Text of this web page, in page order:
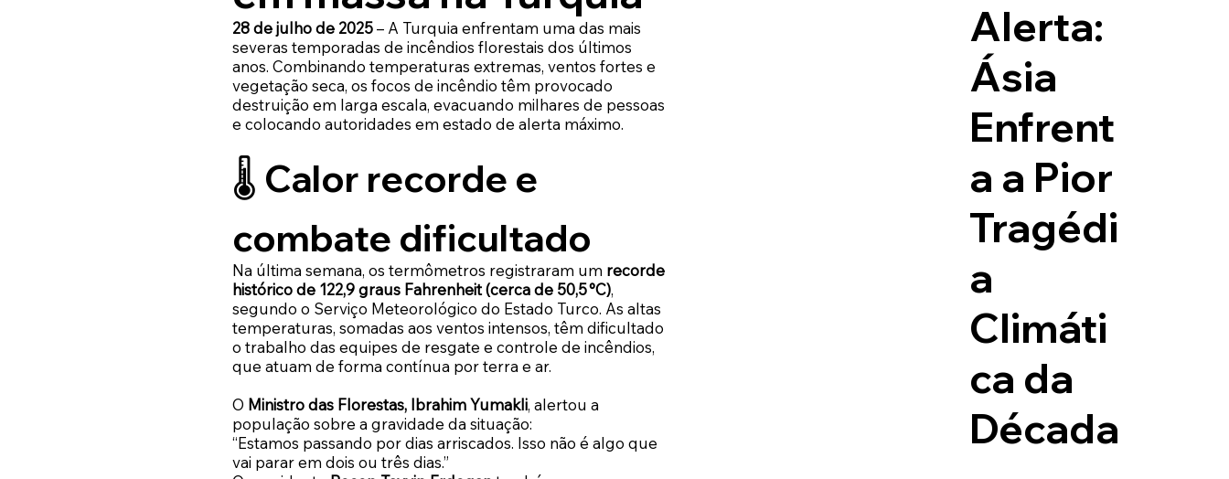
28 de julho de 2025– A Turquia enfrentam uma das mais
severas temporadas de incêndios florestais dos últimos
anos. Combinando temperaturas extremas, ventos fortes e
vegetação seca, os focos de incêndio têm provocado
destruição em larga escala, evacuando milhares de pessoas
e colocando autoridades em estado de alerta máximo.
🌡️ Calor recorde e
combate dificultado
Na última semana, os termômetros registraram um recorde
histórico de 122,9 graus Fahrenheit (cerca de 50,5 °C),
segundo o Serviço Meteorológico do Estado Turco. As altas
temperaturas, somadas aos ventos intensos, têm dificultado
o trabalho das equipes de resgate e controle de incêndios,
que atuam de forma contínua por terra e ar.
O Ministro das Florestas, Ibrahim Yumakli, alertou a
população sobre a gravidade da situação:
“Estamos passando por dias arriscados. Isso não é algo que
vai parar em dois ou três dias.”
Alerta:
Ásia
Enfrent
a a Pior
Tragédi
a
Climáti
ca da
Década